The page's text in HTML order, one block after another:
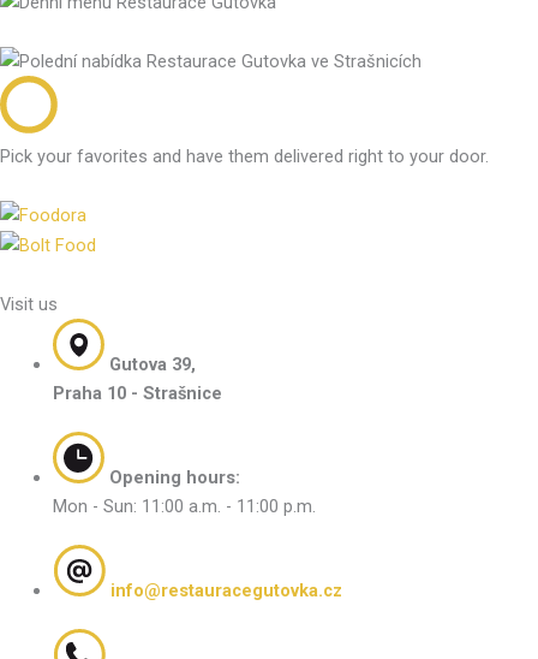
Pick your favorites and have them delivered right to your door.
Visit us
Gutova 39,
Praha 10 - Strašnice
Opening hours:
Mon - Sun: 11:00 a.m. - 11:00 p.m.
info@restauracegutovka.cz